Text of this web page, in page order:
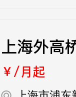
上海外高
￥/月起